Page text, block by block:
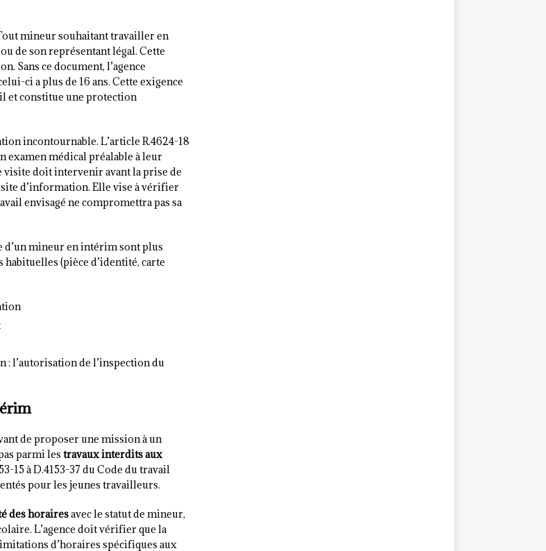
mineur souhaitant travailler en
de son représentant légal. Cette
Sans ce document, l’agence
ci a plus de 16 ans. Cette exigence
et constitue une protection
incontournable. L’article R.4624-18
examen médical préalable à leur
visite doit intervenir avant la prise de
d’information. Elle vise à vérifier
envisagé ne compromettra pas sa
d’un mineur en intérim sont plus
(pièce d’identité, carte
: l’autorisation de l’inspection du
de proposer une mission à un
parmi les travaux interdits aux
15 à D.4153-37 du Code du travail
pour les jeunes travailleurs.
des horairesavec le statut de mineur,
L’agence doit vérifier que la
d’horaires spécifiques aux